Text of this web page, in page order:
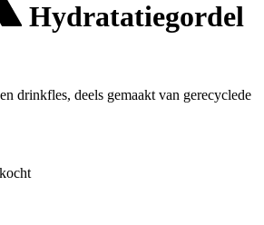
Hydratatiegordel
drinkfles, deels gemaakt van gerecyclede